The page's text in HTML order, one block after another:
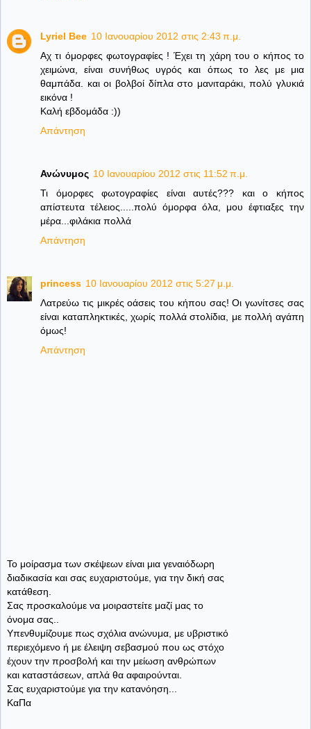
Lyriel Bee 10 Ιανουαρίου 2012 στις 2:43 π.μ.
Αχ τι όμορφες φωτογραφίες ! Έχει τη χάρη του ο κήπος το
χειμώνα, είναι συνήθως υγρός και όπως το λες με μια
θαμπάδα. και οι βολβοί δίπλα στο μανιταράκι, πολύ γλυκιά
εικόνα !
Καλή εβδομάδα :))
Απάντηση
Ανώνυμος 10 Ιανουαρίου 2012 στις 11:52 π.μ.
Τι όμορφες φωτογραφίες είναι αυτές??? και ο κήπος
απίστευτα τέλειος.....πολύ όμορφα όλα, μου έφτιαξες την
μέρα...φιλάκια πολλά
Απάντηση
princess 10 Ιανουαρίου 2012 στις 5:27 μ.μ.
Λατρεύω τις μικρές οάσεις του κήπου σας! Οι γωνίτσες σας
είναι καταπληκτικές, χωρίς πολλά στολίδια, με πολλή αγάπη
όμως!
Απάντηση
Το μοίρασμα των σκέψεων είναι μια γεναιόδωρη
διαδικασία και σας ευχαριστούμε, για την δική σας
κατάθεση.
Σας προσκαλούμε να μοιραστείτε μαζί μας το
όνομα σας..
Υπενθυμίζουμε πως σχόλια ανώνυμα, με υβριστικό
περιεχόμενο ή με έλειψη σεβασμού που ως στόχο
έχουν την προσβολή και την μείωση ανθρώπων
και καταστάσεων, απλά θα αφαιρούνται.
Σας ευχαριστούμε για την κατανόηση...
ΚαΠα